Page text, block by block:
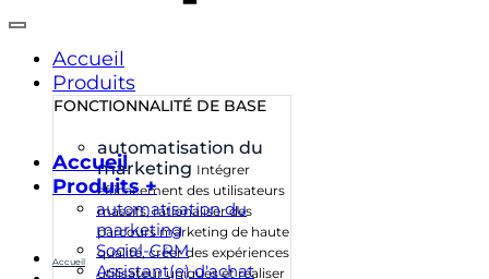
Accueil
Produits
FONCTIONNALITÉ DE BASE
automatisation du
marketing Intégrer
efficacement des utilisateurs
massifs, rationaliser des
parcours marketing de haute
qualité, créer des expériences
utilisateur uniques et réaliser
Accueil
Produits +
automatisation du
marketing
Social-CRM
Assistant(e) d'achat
Accueil